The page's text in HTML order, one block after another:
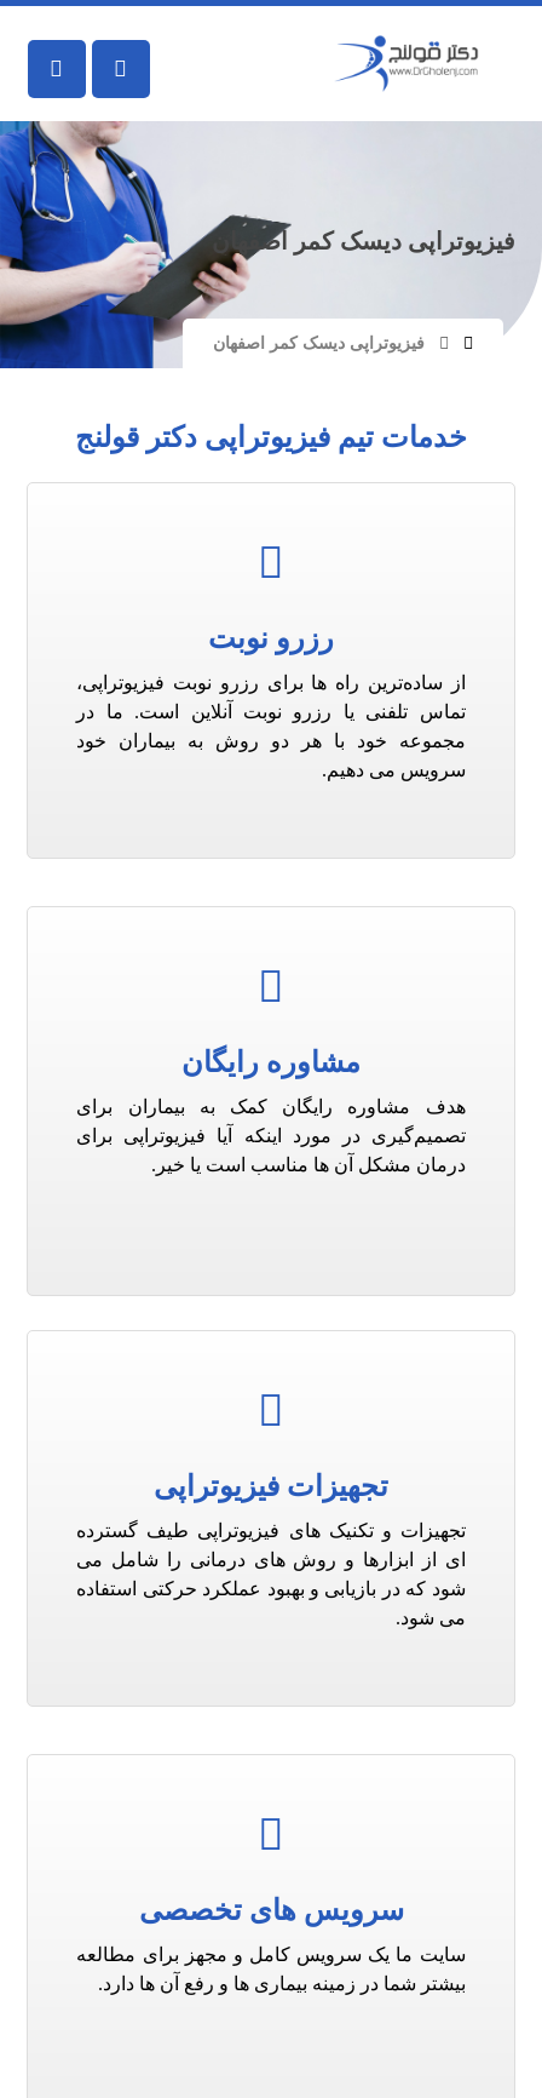
فیزیوتراپی دیسک کمر اصفهان
فیزیوتراپی دیسک کمر اصفهان
خدمات تیم فیزیوتراپی دکتر قولنج
رزرو نوبت
از ساده‌ترین راه ها برای رزرو نوبت فیزیوتراپی،
تماس تلفنی یا رزرو نوبت آنلاین است. ما در
مجموعه خود با هر دو روش به بیماران خود
سرویس می دهیم.
مشاوره رایگان
هدف مشاوره رایگان کمک به بیماران برای
تصمیم‌گیری در مورد اینکه آیا فیزیوتراپی برای
درمان مشکل آن ها مناسب است یا خیر.
تجهیزات فیزیوتراپی
تجهیزات و تکنیک های فیزیوتراپی طیف گسترده
ای از ابزارها و روش های درمانی را شامل می
شود که در بازیابی و بهبود عملکرد حرکتی استفاده
می شود.
سرویس های تخصصی
سایت ما یک سرویس کامل و مجهز برای مطالعه
بیشتر شما در زمینه بیماری ها و رفع آن ها دارد.